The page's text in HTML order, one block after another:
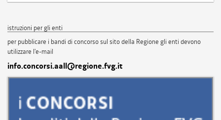
istruzioni per gli enti
per pubblicare i bandi di concorso sul sito della Regione gli enti devono
utilizzare l'e-mail
info.concorsi.aall@regione.fvg.it